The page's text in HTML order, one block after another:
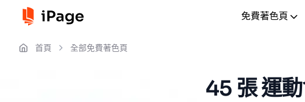
免費著色頁
首頁 全部免費著色頁
45 張 運動